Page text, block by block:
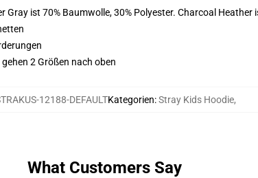
Gray ist 70% Baumwolle, 30% Polyester. Charcoal Heather
2 Größen nach oben
12188-DEFAULTKategorien:Stray Kids Hoodie,
What Customers Say